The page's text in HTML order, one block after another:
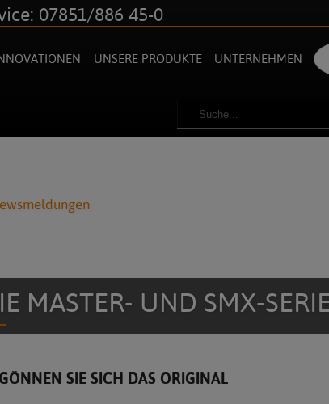
07851/886 45-0
UNSERE PRODUKTE UNTERNEHMEN
MASTER- UND SMX-
SIE SICH DAS ORIGINAL